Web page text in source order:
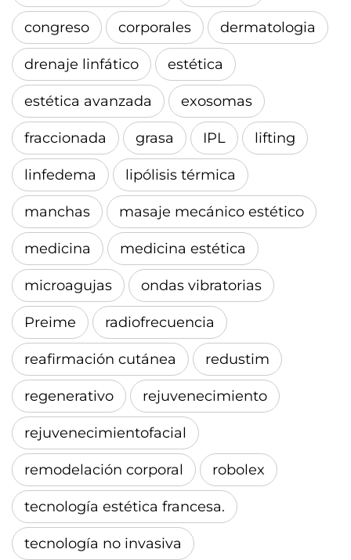
congreso corporales dermatologia
drenaje linfático estética
estética avanzada exosomas
fraccionada grasa IPL lifting
linfedema lipólisis térmica
manchas masaje mecánico estético
medicina medicina estética
microagujas ondas vibratorias
Preime radiofrecuencia
reafirmación cutánea redustim
regenerativo rejuvenecimiento
rejuvenecimientofacial
remodelación corporal robolex
tecnología estética francesa.
tecnología no invasiva